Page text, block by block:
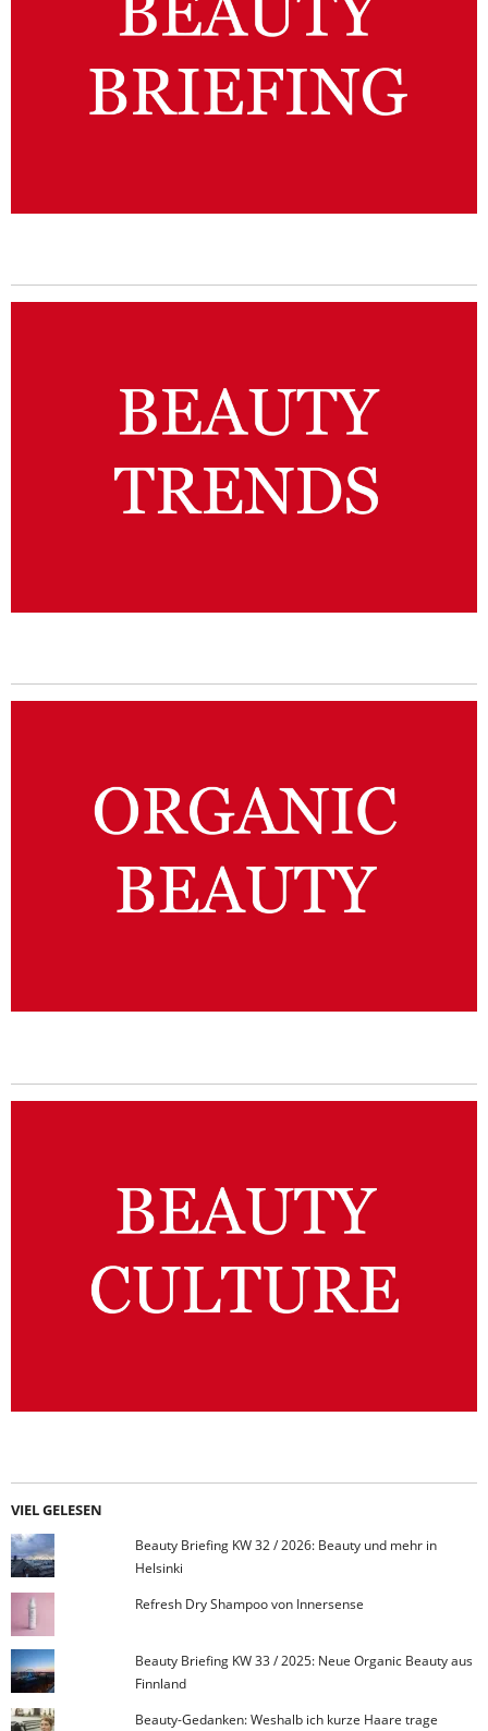
VIEL GELESEN
Beauty Briefing KW 32 / 2026: Beauty und mehr in
Helsinki
Refresh Dry Shampoo von Innersense
Beauty Briefing KW 33 / 2025: Neue Organic Beauty aus
Finnland
Beauty-Gedanken: Weshalb ich kurze Haare trage